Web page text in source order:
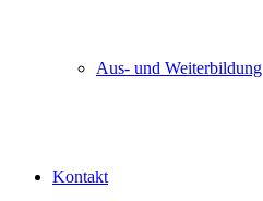
Aus- und Weiterbildung
Kontakt